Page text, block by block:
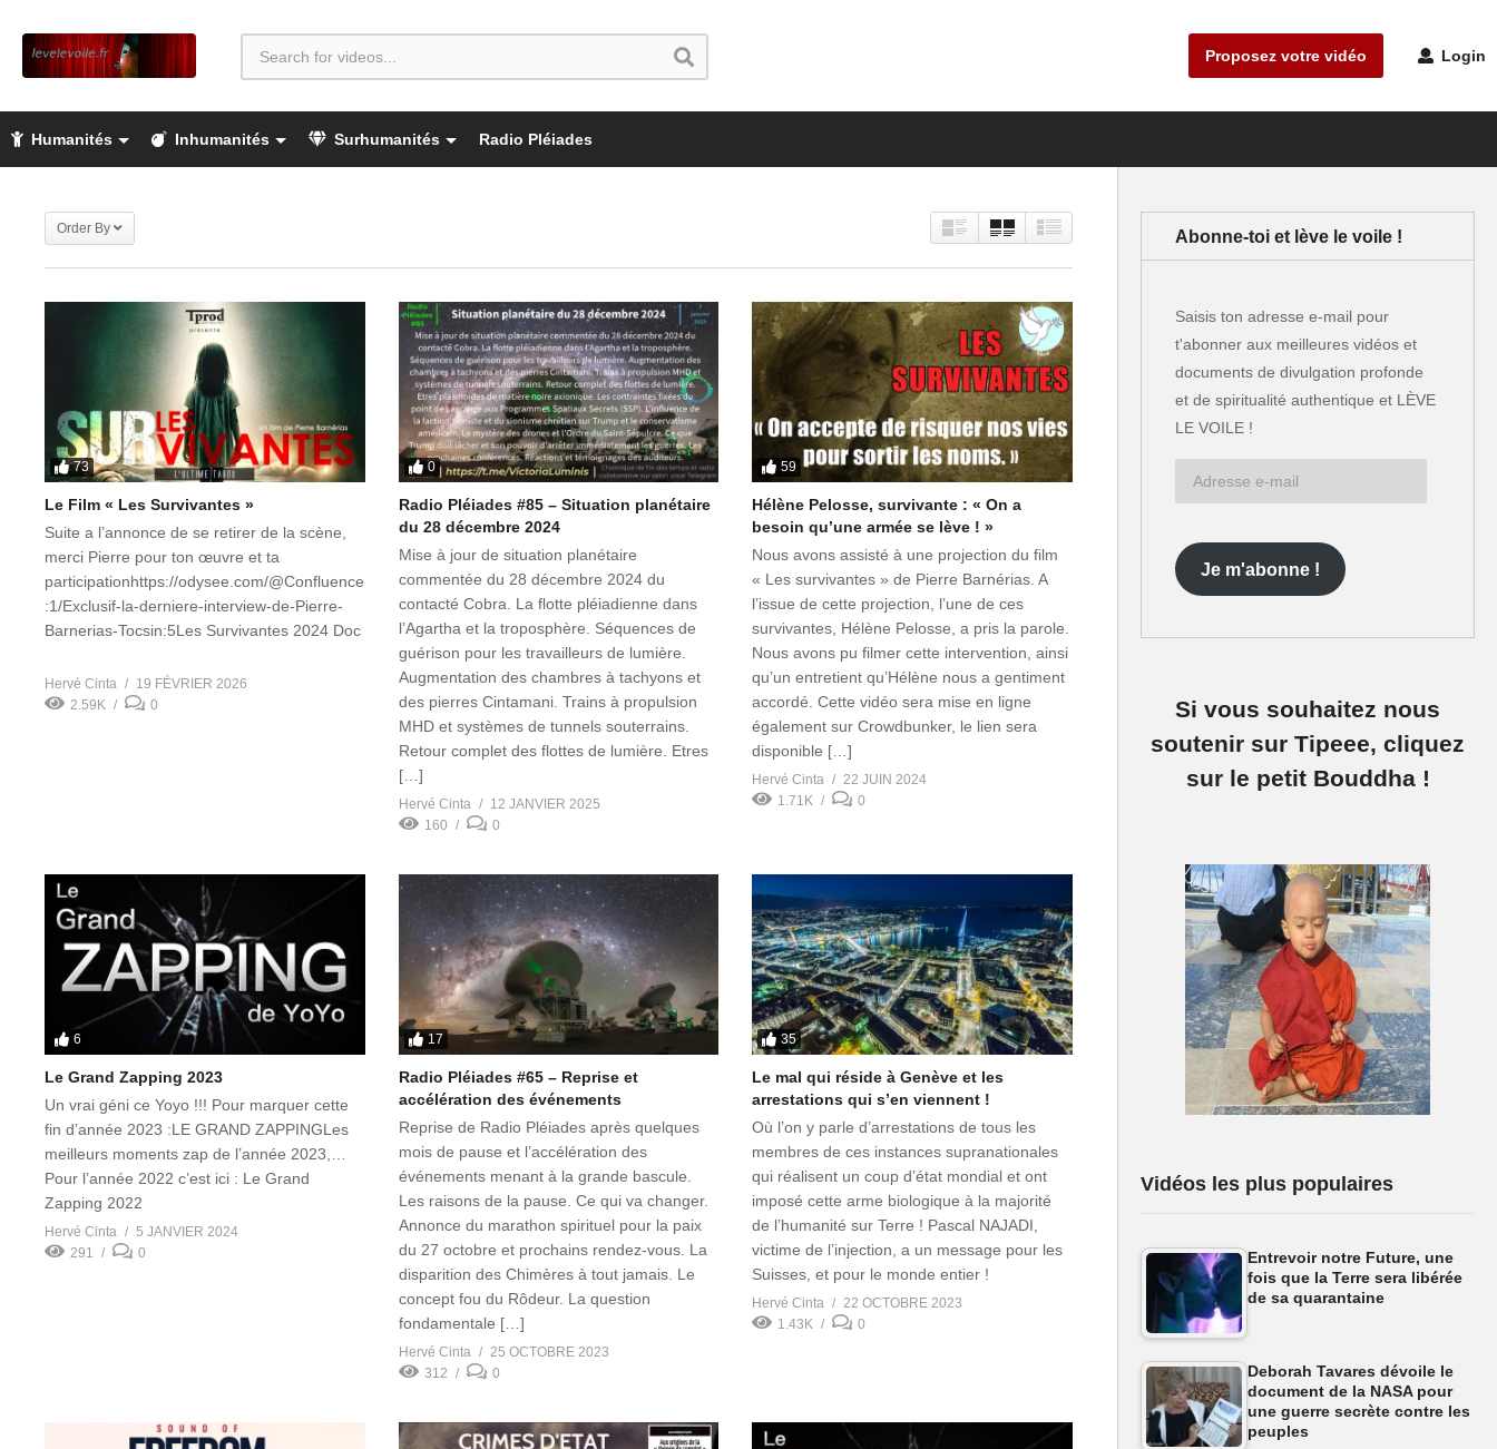
Proposez votre vidéo Login
Humanités Inhumanités Surhumanités Radio Pléiades
Order By
73
Le Film « Les Survivantes »
Suite a l’annonce de se retirer de la scène,
merci Pierre pour ton œuvre et ta
participationhttps://odysee.com/@Confluence
:1/Exclusif-la-derniere-interview-de-Pierre-
Barnerias-Tocsin:5Les Survivantes 2024 Doc
Hervé Cinta
19 FÉVRIER 2026
2.59K
0
0
Radio Pléiades #85 – Situation planétaire
du 28 décembre 2024
Mise à jour de situation planétaire
commentée du 28 décembre 2024 du
contacté Cobra. La flotte pléiadienne dans
l’Agartha et la troposphère. Séquences de
guérison pour les travailleurs de lumière.
Augmentation des chambres à tachyons et
des pierres Cintamani. Trains à propulsion
MHD et systèmes de tunnels souterrains.
Retour complet des flottes de lumière. Etres
[…]
Hervé Cinta
12 JANVIER 2025
160
0
59
Hélène Pelosse, survivante : « On a
besoin qu’une armée se lève ! »
Nous avons assisté à une projection du film
« Les survivantes » de Pierre Barnérias. A
l’issue de cette projection, l’une de ces
survivantes, Hélène Pelosse, a pris la parole.
Nous avons pu filmer cette intervention, ainsi
qu’un entretient qu’Hélène nous a gentiment
accordé. Cette vidéo sera mise en ligne
également sur Crowdbunker, le lien sera
disponible […]
Hervé Cinta
22 JUIN 2024
1.71K
0
6
Le Grand Zapping 2023
Un vrai géni ce Yoyo !!! Pour marquer cette
fin d’année 2023 :LE GRAND ZAPPINGLes
meilleurs moments zap de l’année 2023,…
Pour l’année 2022 c’est ici : Le Grand
Zapping 2022
Hervé Cinta
5 JANVIER 2024
291
0
17
Radio Pléiades #65 – Reprise et
accélération des événements
Reprise de Radio Pléiades après quelques
mois de pause et l’accélération des
événements menant à la grande bascule.
Les raisons de la pause. Ce qui va changer.
Annonce du marathon spirituel pour la paix
du 27 octobre et prochains rendez-vous. La
disparition des Chimères à tout jamais. Le
concept fou du Rôdeur. La question
fondamentale […]
Hervé Cinta
25 OCTOBRE 2023
312
0
35
Le mal qui réside à Genève et les
arrestations qui s’en viennent !
Où l’on y parle d’arrestations de tous les
membres de ces instances supranationales
qui réalisent un coup d’état mondial et ont
imposé cette arme biologique à la majorité
de l’humanité sur Terre ! Pascal NAJADI,
victime de l’injection, a un message pour les
Suisses, et pour le monde entier !
Hervé Cinta
22 OCTOBRE 2023
1.43K
0
Abonne-toi et lève le voile !
Saisis ton adresse e-mail pour
t'abonner aux meilleures vidéos et
documents de divulgation profonde
et de spiritualité authentique et LÈVE
LE VOILE !
Je m'abonne !
Si vous souhaitez nous
soutenir sur Tipeee, cliquez
sur le petit Bouddha !
Vidéos les plus populaires
Entrevoir notre Future, une
fois que la Terre sera libérée
de sa quarantaine
Deborah Tavares dévoile le
document de la NASA pour
une guerre secrète contre les
peuples